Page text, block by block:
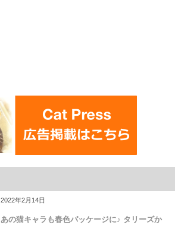
2022年2月14日
あの猫キャラも春色パッケージに♪ タリーズか